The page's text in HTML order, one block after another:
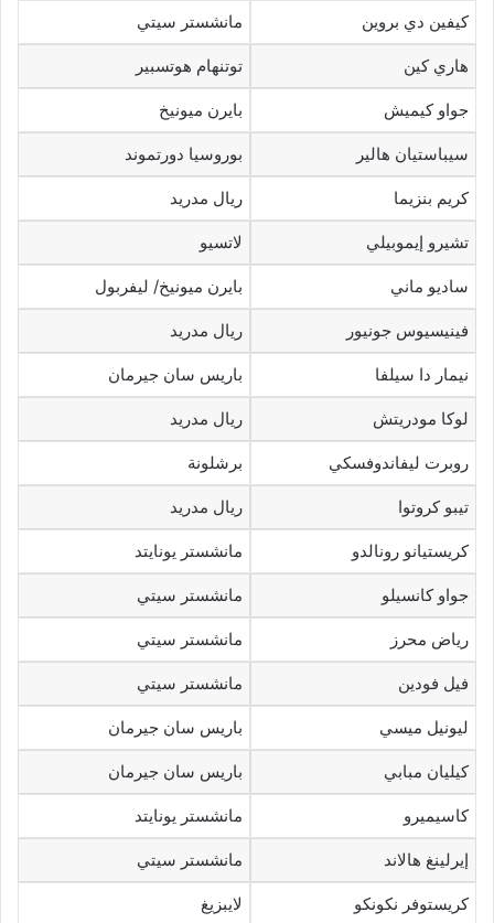
كيفين دي بروين مانشستر سيتي
هاري كين توتنهام هوتسبير
جواو كيميش بايرن ميونيخ
سيباستيان هالير بوروسيا دورتموند
كريم بنزيما ريال مدريد
تشيرو إيموبيلي لاتسيو
ساديو ماني بايرن ميونيخ/ ليفربول
فينيسيوس جونيور ريال مدريد
نيمار دا سيلفا باريس سان جيرمان
لوكا مودريتش ريال مدريد
روبرت ليفاندوفسكي برشلونة
تيبو كروتوا ريال مدريد
كريستيانو رونالدو مانشستر يونايتد
جواو كانسيلو مانشستر سيتي
رياض محرز مانشستر سيتي
فيل فودين مانشستر سيتي
ليونيل ميسي باريس سان جيرمان
كيليان مبابي باريس سان جيرمان
كاسيميرو مانشستر يونايتد
إيرلينغ هالاند مانشستر سيتي
كريستوفر نكونكو لايبزيغ